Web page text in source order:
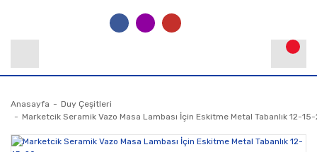
Anasayfa
Duy Çeşitleri
Marketcik Seramik Vazo Masa Lambası İçin Eskitme Metal Tabanlık 12-